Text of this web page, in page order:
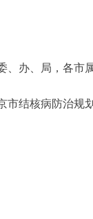
、办、局，各市
结核病防治规划